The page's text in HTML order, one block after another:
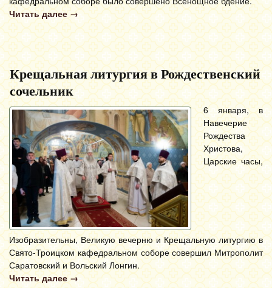
Читать далее →
Крещальная литургия в Рождественский
сочельник
6 января, в
Навечерие
Рождества
Христова,
Царские часы,
Изобразительны, Великую вечерню и Крещальную литургию в
Свято-Троицком кафедральном соборе совершил Митрополит
Саратовский и Вольский Лонгин.
Читать далее →